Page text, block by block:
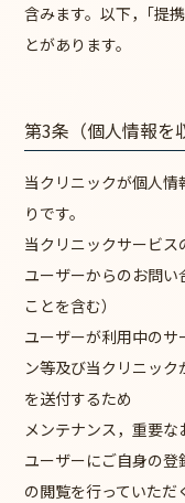
含みます。以下，｢提
とがあります。
第3条（個人情報を
当クリニックが個人
りです。
当クリニックサービス
ユーザーからのお問
ことを含む）
ユーザーが利用中の
ン等及び当クリニッ
を送付するため
メンテナンス，重要
ユーザーにご自身の
の閲覧を行っていただ